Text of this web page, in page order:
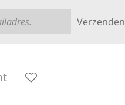
Verzenden